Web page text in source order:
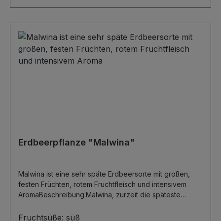
vollständig im Boden sein. Der Wurzelhals schaut knapp
oder Beerendünger geben- viele weitere Infos bei den
Infoseiten weiter unten... -
Erdbeerpflanze "Malwina"
Malwina ist eine sehr späte Erdbeersorte mit großen,
festen Früchten, rotem Fruchtfleisch und intensivem
AromaBeschreibung:Malwina, zurzeit die späteste
Erntebeginn, der etwa drei Wochen nach Sorten wie
Fruchtsüße: süß